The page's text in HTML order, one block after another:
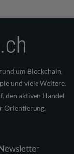
um Blockchain,
und viele Weitere.
den aktiven Handel
Orientierung.